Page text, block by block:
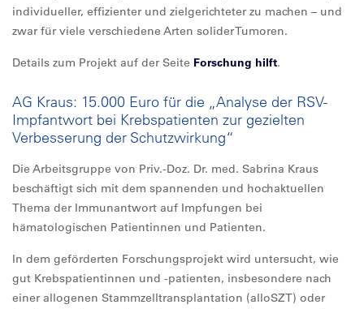
individueller, effizienter und zielgerichteter zu machen – und
zwar für viele verschiedene Arten solider Tumoren.
Details zum Projekt auf der Seite Forschung hilft.
AG Kraus: 15.000 Euro für die „Analyse der RSV-
Impfantwort bei Krebspatienten zur gezielten
Verbesserung der Schutzwirkung“
Die Arbeitsgruppe von Priv.-Doz. Dr. med. Sabrina Kraus
beschäftigt sich mit dem spannenden und hochaktuellen
Thema der Immunantwort auf Impfungen bei
hämatologischen Patientinnen und Patienten.
In dem geförderten Forschungsprojekt wird untersucht, wie
gut Krebspatientinnen und -patienten, insbesondere nach
einer allogenen Stammzelltransplantation (alloSZT) oder